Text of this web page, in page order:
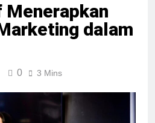
dalam
0 3 Mins